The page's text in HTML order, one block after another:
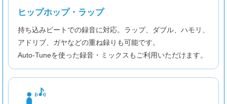
ヒップホップ・ラップ
持ち込みビートでの録音に対応。ラップ、ダブル、ハモリ、
アドリブ、ガヤなどの重ね録りも可能です。
Auto-Tuneを使った録音・ミックスもご利用いただけます。